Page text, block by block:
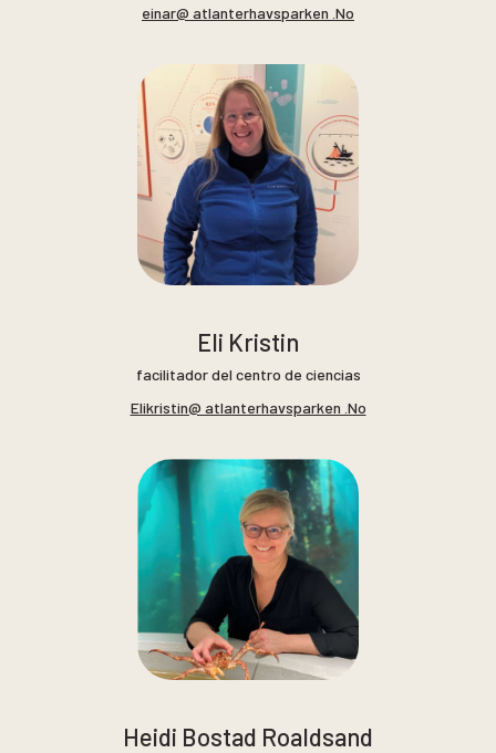
einar@ atlanterhavsparken .No
Eli Kristin
facilitador del centro de ciencias
Elikristin@ atlanterhavsparken .No
Heidi Bostad Roaldsand